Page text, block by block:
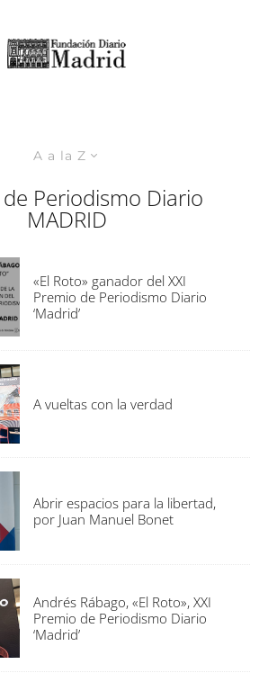
A a la Z
Periodismo Diario
MADRID
«El Roto» ganador del XXI
Premio de Periodismo Diario
‘Madrid’
A vueltas con la verdad
Abrir espacios para la libertad,
por Juan Manuel Bonet
Andrés Rábago, «El Roto», XXI
Premio de Periodismo Diario
‘Madrid’